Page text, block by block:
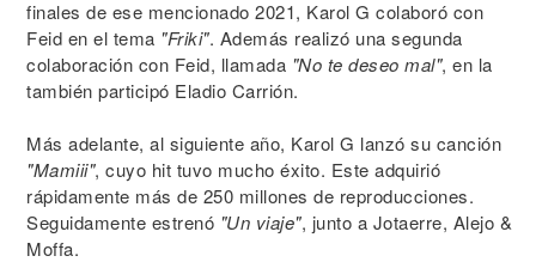
finales de ese mencionado 2021, Karol G colaboró con
Feid en el tema "Friki". Además realizó una segunda
colaboración con Feid, llamada "No te deseo mal", en la
también participó Eladio Carrión.
Más adelante, al siguiente año, Karol G lanzó su canción
"Mamiii", cuyo hit tuvo mucho éxito. Este adquirió
rápidamente más de 250 millones de reproducciones.
Seguidamente estrenó "Un viaje", junto a Jotaerre, Alejo &
Moffa.